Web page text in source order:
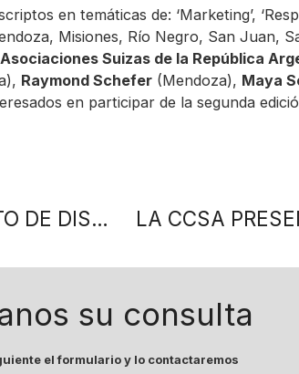
en temáticas de: ‘Marketing’,
Misiones, Río Negro, San Juan,
Suizas de la República
Raymond Schefer (Mendoza), Maya
en participar de la segunda
¿EL CV TRADICIONAL PUEDE SER UN ELEMENTO DE DISCRIMINACIÓN?
su consulta
el formulario y lo contactaremos